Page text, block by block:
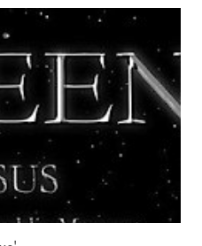
이유는 무엇인가? 2. 이제 무엇
부지런떨며 틈틈이 음악을 만들
앨범을 낼 수 있었습니다. 다른
했기에 가능한 일이었지요. 예를
한 ..